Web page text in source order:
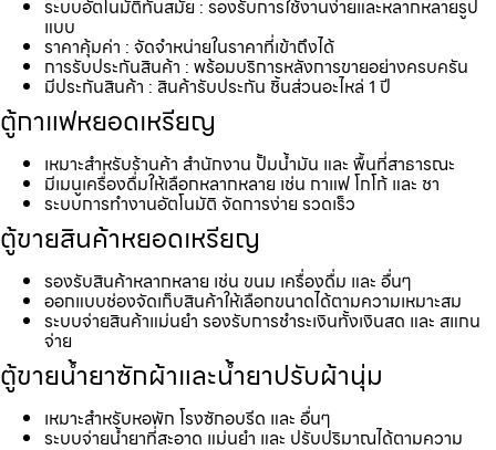
ระบบอัตโนมัติทันสมัย : รองรับการใช้งานง่ายและหลากหลายรูป
แบบ
ราคาคุ้มค่า : จัดจำหน่ายในราคาที่เข้าถึงได้
การรับประกันสินค้า : พร้อมบริการหลังการขายอย่างครบครัน
มีประกันสินค้า : สินค้ารับประกัน ชิ้นส่วนอะไหล่ 1 ปี
ตู้กาแฟหยอดเหรียญ
เหมาะสำหรับร้านค้า สำนักงาน ปั้มน้ำมัน และ พื้นที่สาธารณะ
มีเมนูเครื่องดื่มให้เลือกหลากหลาย เช่น กาแฟ โกโก้ และ ชา
ระบบการทำงานอัตโนมัติ จัดการง่าย รวดเร็ว
ตู้ขายสินค้าหยอดเหรียญ
รองรับสินค้าหลากหลาย เช่น ขนม เครื่องดื่ม และ อื่นๆ
ออกแบบช่องจัดเก็บสินค้าให้เลือกขนาดได้ตามความเหมาะสม
ระบบจ่ายสินค้าแม่นยำ รองรับการชำระเงินทั้งเงินสด และ สแกน
จ่าย
ตู้ขายน้ำยาซักผ้าและน้ำยาปรับผ้านุ่ม
เหมาะสำหรับหอพัก โรงซักอบรีด และ อื่นๆ
ระบบจ่ายน้ำยาที่สะอาด แม่นยำ และ ปรับปริมาณได้ตามความ